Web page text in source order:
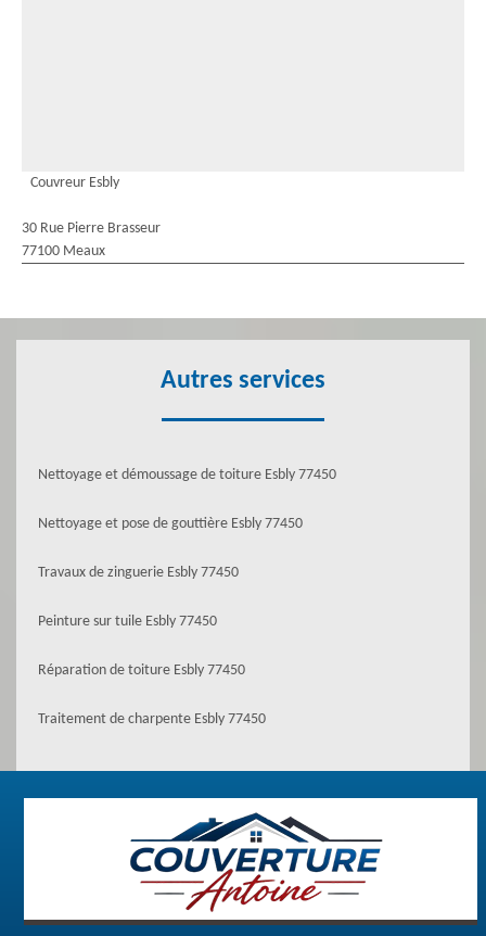
Couvreur Esbly
30 Rue Pierre Brasseur
77100 Meaux
Autres services
Nettoyage et démoussage de toiture Esbly 77450
Nettoyage et pose de gouttière Esbly 77450
Travaux de zinguerie Esbly 77450
Peinture sur tuile Esbly 77450
Réparation de toiture Esbly 77450
Traitement de charpente Esbly 77450